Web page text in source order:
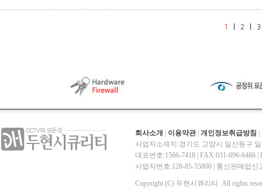
1 | 2 | 3
회사소개 이용약관| 개인정보취급방침
사업자소재지:경기도 고양시 일산동구
대표번호:1566-7418 | FAX:031-696-6486 |
사업자번호:128-85-55800 | 통신판매업
Copyright (C) 두현시큐리티. All rights